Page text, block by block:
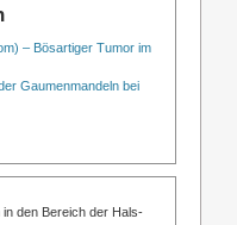
– Bösartiger Tumor im
Gaumenmandeln bei
den Bereich der Hals-